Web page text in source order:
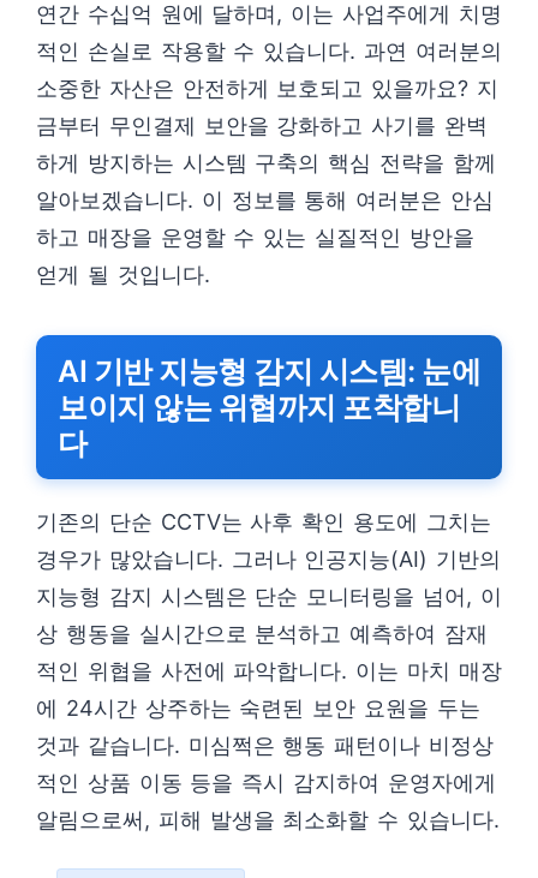
연간 수십억 원에 달하며, 이는 사업주에게 치명
적인 손실로 작용할 수 있습니다. 과연 여러분의
소중한 자산은 안전하게 보호되고 있을까요? 지
금부터 무인결제 보안을 강화하고 사기를 완벽
하게 방지하는 시스템 구축의 핵심 전략을 함께
알아보겠습니다. 이 정보를 통해 여러분은 안심
하고 매장을 운영할 수 있는 실질적인 방안을
얻게 될 것입니다.
AI 기반 지능형 감지 시스템: 눈에
보이지 않는 위협까지 포착합니
다
기존의 단순 CCTV는 사후 확인 용도에 그치는
경우가 많았습니다. 그러나 인공지능(AI) 기반의
지능형 감지 시스템은 단순 모니터링을 넘어, 이
상 행동을 실시간으로 분석하고 예측하여 잠재
적인 위협을 사전에 파악합니다. 이는 마치 매장
에 24시간 상주하는 숙련된 보안 요원을 두는
것과 같습니다. 미심쩍은 행동 패턴이나 비정상
적인 상품 이동 등을 즉시 감지하여 운영자에게
알림으로써, 피해 발생을 최소화할 수 있습니다.